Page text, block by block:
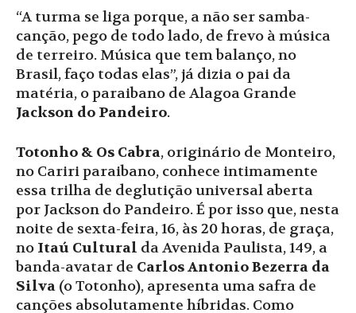
“A turma se liga porque, a não ser samba-
canção, pego de todo lado, de frevo à música
de terreiro. Música que tem balanço, no
Brasil, faço todas elas”, já dizia o pai da
matéria, o paraibano de Alagoa Grande
Jackson do Pandeiro.
Totonho & Os Cabra, originário de Monteiro,
no Cariri paraibano, conhece intimamente
essa trilha de deglutição universal aberta
por Jackson do Pandeiro. É por isso que, nesta
noite de sexta-feira, 16, às 20 horas, de graça,
no Itaú Cultural da Avenida Paulista, 149, a
banda-avatar de Carlos Antonio Bezerra da
Silva (o Totonho), apresenta uma safra de
canções absolutamente híbridas. Como